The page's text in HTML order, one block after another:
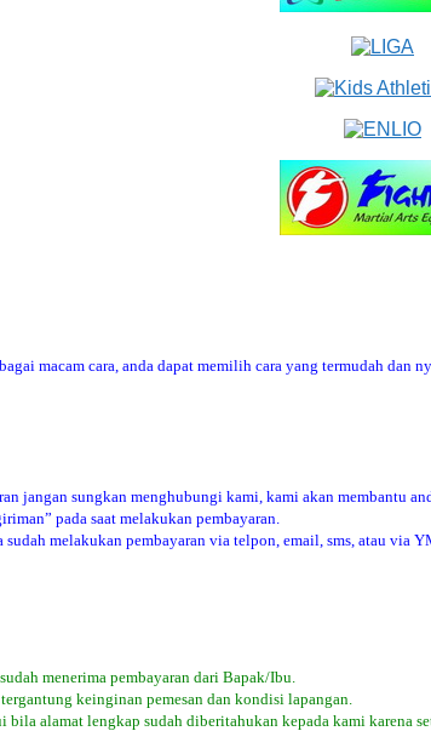
macam cara, anda dapat memilih cara yang termudah dan
jangan sungkan menghubungi kami, kami akan membantu
pada saat melakukan pembayaran.
melakukan pembayaran via telpon, email, sms, atau via
menerima pembayaran dari Bapak/Ibu.
keinginan pemesan dan kondisi lapangan.
alamat lengkap sudah diberitahukan kepada kami karena